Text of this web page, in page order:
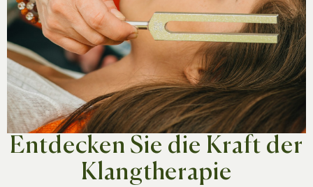
Entdecken Sie die Kraft der
Klangtherapie